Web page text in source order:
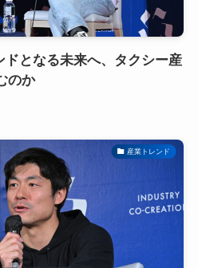
となる未来へ、タクシー産
のか
産業トレンド